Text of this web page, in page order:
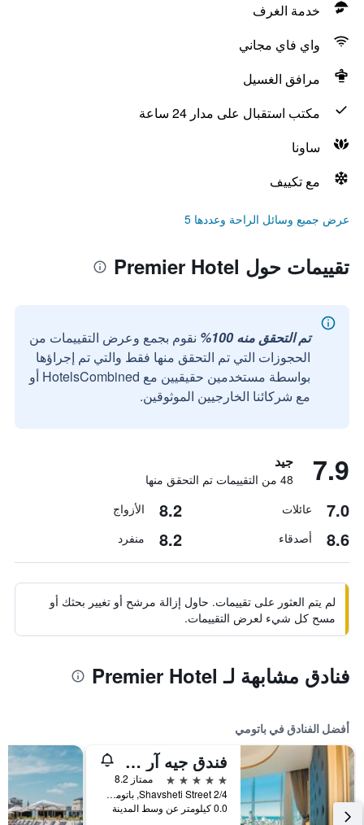
خدمة الغرف
واي فاي مجاني
مرافق الغسيل
مكتب استقبال على مدار 24 ساعة
ساونا
مع تكييف
عرض جميع وسائل الراحة وعددها 5
تقييمات حول Premier Hotel
تم التحقق منه 100%
نقوم بجمع وعرض التقييمات من
الحجوزات التي تم التحقق منها فقط والتي تم إجراؤها
بواسطة مستخدمين حقيقيين مع HotelsCombined أو
مع شركائنا الخارجيين الموثوقين.
7.9 جيد
48 من التقييمات تم التحقق منها
7.0 عائلات 8.2 الأزواج
8.6 أصدقاء 8.2 منفرد
لم يتم العثور على تقييمات. حاول إزالة مرشح أو تغيير بحثك أو
مسح كل شيء لعرض التقييمات.
فنادق مشابهة لـ Premier Hotel
أفضل الفنادق في باتومي
فندق جيه آر دبليو ويلموند
5 نجوم
ممتاز 8.2
Shavsheti Street 2/4, باتومي, جورجيا
0.0 كيلومتر عن وسط المدينة